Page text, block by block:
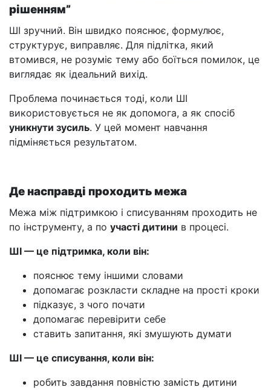
рішенням”
ШІ зручний. Він швидко пояснює, формулює,
структурує, виправляє. Для підлітка, який
втомився, не розуміє тему або боїться помилок, це
виглядає як ідеальний вихід.
Проблема починається тоді, коли ШІ
використовується не як допомога, а як спосіб
уникнути зусиль. У цей момент навчання
підміняється результатом.
Де насправді проходить межа
Межа між підтримкою і списуванням проходить не
по інструменту, а по участі дитини в процесі.
ШІ — це підтримка, коли він:
пояснює тему іншими словами
допомагає розкласти складне на прості кроки
підказує, з чого почати
допомагає перевірити себе
ставить запитання, які змушують думати
ШІ — це списування, коли він:
робить завдання повністю замість дитини